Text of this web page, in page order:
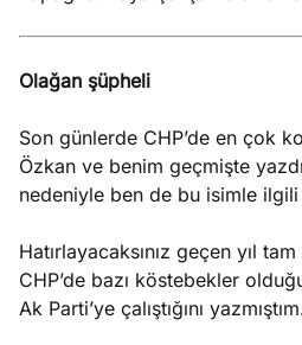
Olağan şüpheli
Son günlerde CHP’de en çok
Özkan ve benim geçmişte
nedeniyle ben de bu isimle ilgili
Hatırlayacaksınız geçen yıl
CHP’de bazı köstebekler
Ak Parti’ye çalıştığını